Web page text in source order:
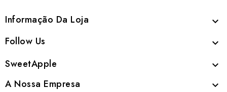
Informação Da Loja 
Follow Us 
SweetApple 
A Nossa Empresa 